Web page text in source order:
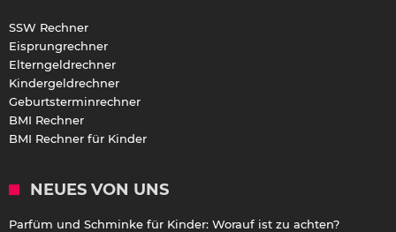
SSW Rechner
Eisprungrechner
Elterngeldrechner
Kindergeldrechner
Geburtsterminrechner
BMI Rechner
BMI Rechner für Kinder
NEUES VON UNS
Parfüm und Schminke für Kinder: Worauf ist zu achten?